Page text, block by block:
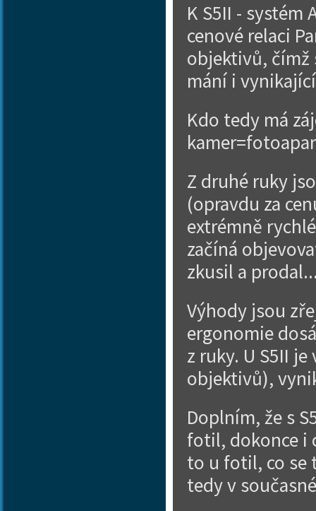
K S5II - systém
cenové relaci
objektivů, čímž
mání i
Kdo tedy má
Z druhé ruky
(opravdu za
extrémně
začíná
zkusil a
Výhody jsou
ergonomie
z ruky. U S5II
objektivů),
Doplním, že s
fotil, dokonce i
to u fotil, co se
tedy v